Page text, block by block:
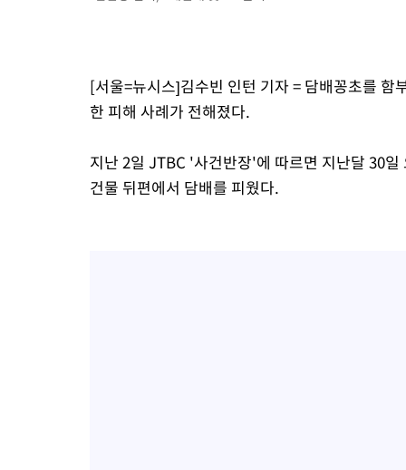
[서울=뉴시스]김수빈 인턴 기자 = 담배꽁초를 함
한 피해 사례가 전해졌다.
지난 2일 JTBC '사건반장'에 따르면 지난달 30
건물 뒤편에서 담배를 피웠다.